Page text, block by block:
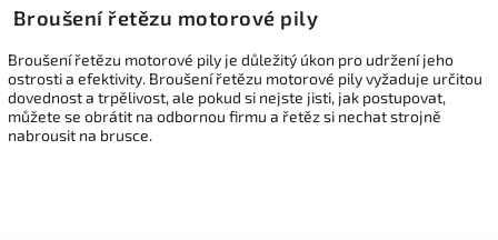
Broušení řetězu motorové pily
Broušení řetězu motorové pily je důležitý úkon pro udržení jeho
ostrosti a efektivity. Broušení řetězu motorové pily vyžaduje určitou
dovednost a trpělivost, ale pokud si nejste jisti, jak postupovat,
můžete se obrátit na odbornou firmu a řetěz si nechat strojně
nabrousit na brusce.